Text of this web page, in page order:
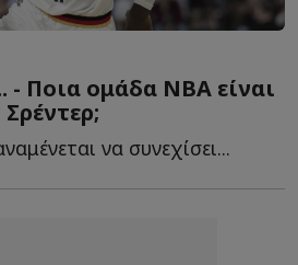
- Ποια ομάδα ΝΒΑ είναι
να συνεχίσει...